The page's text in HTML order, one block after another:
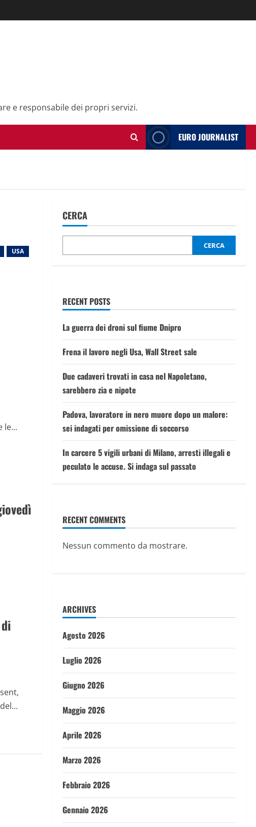
e responsabile dei propri servizi.
EURO JOURNALIST
USA
le...
CERCA
CERCA
RECENT POSTS
La guerra dei droni sul fiume Dnipro
Frena il lavoro negli Usa, Wall Street sale
Due cadaveri trovati in casa nel Napoletano,
sarebbero zia e nipote
Padova, lavoratore in nero muore dopo un malore:
sei indagati per omissione di soccorso
In carcere 5 vigili urbani di Milano, arresti illegali e
peculato le accuse. Si indaga sul passato
RECENT COMMENTS
Nessun commento da mostrare.
ARCHIVES
Agosto 2026
Luglio 2026
Giugno 2026
Maggio 2026
Aprile 2026
Marzo 2026
Febbraio 2026
Gennaio 2026